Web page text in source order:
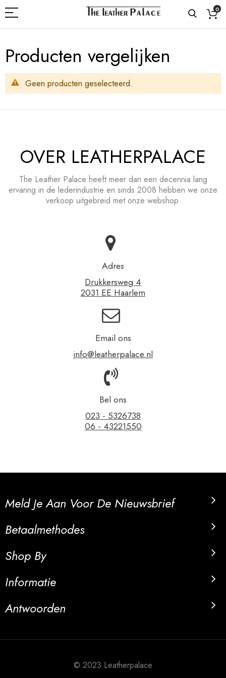
0
Producten vergelijken
Geen producten geselecteerd.
OVER LEATHERPALACE
The Leather Palace heeft meer dan een decennia lang
ervaring in de lederindustrie en sinds 2008 hebben we onze
verkoop uitgebreid met onze webshop.
Adres
Drukkersweg 4
2031 EE Haarlem
Email ons
info@leatherpalace.nl
Bel ons
023 - 5326738
06 - 43221550
Meld Je Aan Voor De Nieuwsbrief
Betaalmethodes
Shop By
Informatie
Antwoorden
© 2023 Leatherpalace